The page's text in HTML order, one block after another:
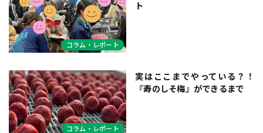
コラム・レポート
ト
コラム・レポート
実はここまでやっている？！
『寿のしそ梅』ができるまで